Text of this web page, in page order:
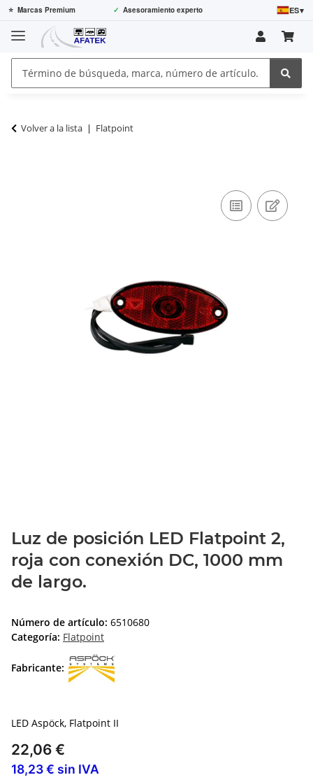
⭐ Marcas Premium ✓ Asesoramiento experto ES▾
Volver a la lista Flatpoint
Luz de posición LED Flatpoint 2,
roja con conexión DC, 1000 mm
de largo.
Número de artículo: 6510680
Categoría: Flatpoint
Fabricante:
LED Aspöck, Flatpoint II
22,06 €
18,23 € sin IVA